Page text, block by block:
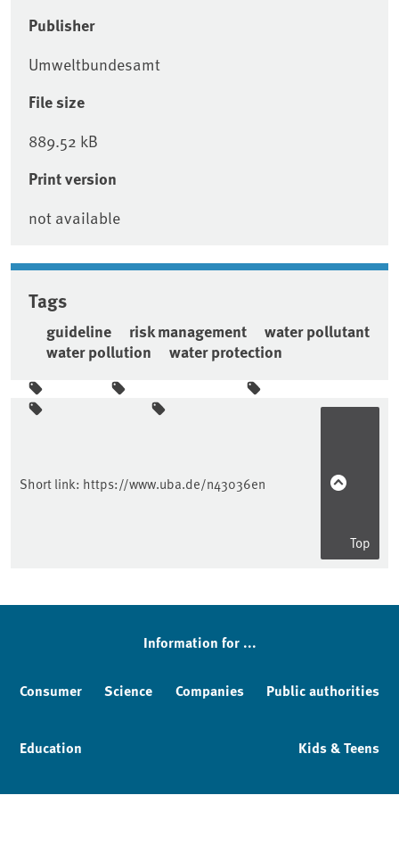
Publisher
Umweltbundesamt
File size
889.52 kB
Print version
not available
Tags
guideline risk management
water pollutant
water pollution
water protection
Sidebar
Short link: https://www.uba.de/n43036en
Top
Information for ...
Consumer Science Companies Public authorities
Education Kids & Teens